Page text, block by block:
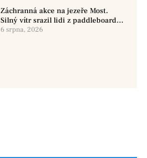
Záchranná akce na jezeře Most.
Silný vítr srazil lidi z paddleboardů,
dvě osoby se pohřešují
6 srpna, 2026